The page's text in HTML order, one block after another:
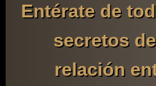
Entérate de
secretos
relación